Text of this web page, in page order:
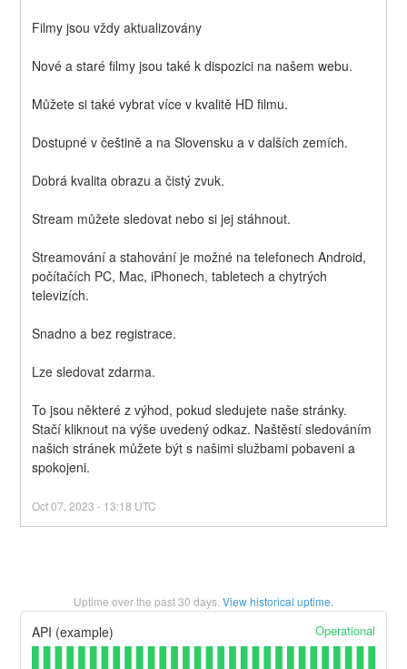
Filmy jsou vždy aktualizovány
Nové a staré filmy jsou také k dispozici na našem webu.
Můžete si také vybrat více v kvalitě HD filmu.
Dostupné v češtině a na Slovensku a v dalších zemích.
Dobrá kvalita obrazu a čistý zvuk.
Stream můžete sledovat nebo si jej stáhnout.
Streamování a stahování je možné na telefonech Android,
počítačích PC, Mac, iPhonech, tabletech a chytrých
televizích.
Snadno a bez registrace.
Lze sledovat zdarma.
To jsou některé z výhod, pokud sledujete naše stránky.
Stačí kliknout na výše uvedený odkaz. Naštěstí sledováním
našich stránek můžete být s našimi službami pobaveni a
spokojeni.
Oct07 ,2023 - 13:18 UTC
Uptime over the past30 days. View historical uptime.
API (example) Operational